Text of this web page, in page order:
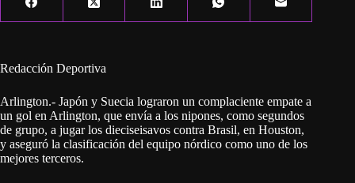
Redacción Deportiva
Arlington.- Japón y Suecia lograron un complaciente empate a
un gol en Arlington, que envía a los nipones, como segundos
de grupo, a jugar los dieciseisavos contra Brasil, en Houston,
y aseguró la clasificación del equipo nórdico como uno de los
mejores terceros.